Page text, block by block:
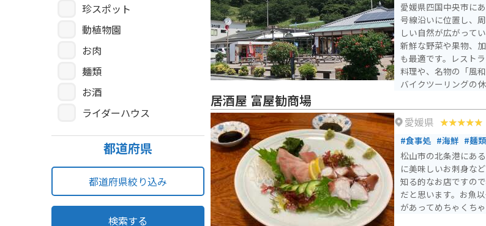
珍スポット
動植物園
お肉
麺類
お酒
ライダーハウス
都道府県
都道府県絞り込み
検索する
愛媛県四国中央市に
号線沿いに位置し、
しい自然が広がっています。 特産品販売所では
新鮮な野菜や果物、
も最適です。レスト
料理や、名物の「風和里
バイクツーリングの
り、自然を満喫しな
特に春には、道の駅
客で賑わいます。周
点在しており、ドラ
です。
居酒屋 富屋勧商場
愛媛県
#食事処 #海鮮 #麺類
松山市の北条港にあ
に美味しいお刺身な
知る的なお店ですの
だと思います。お魚
があってめちゃくちゃ